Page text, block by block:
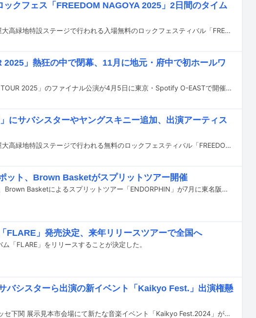
クフェス「FREEDOM NAGOYA 2025」2日間のタイム
5月17日と18日に愛知・名古屋大高緑地特設ステージで行われる入場無料のロックフェスティバル「FREEDOM NAGOYA 2025」のタイムテーブルが公開された。
」熱狂の中で閉幕、11月に地元・府中で初ホールワ
koboreの全国ツアー「FLARE TOUR 2025」のファイナル公演が4月5日に東京・Spotify O-EASTで開催された。
にサバシスターやヤングスキニー追加、出演アーティス
5月17日と18日に愛知・名古屋大高緑地特設ステージで行われる無料のロックフェスティバル「FREEDOM NAGOYA 2025」の出演アーティスト第5弾が発表された。
ット、Brown Basketがスプリットツアー開催
kobore、プッシュプルポット、Brown Basketによるスプリットツアー「ENDORPHIN」が7月に東名阪で開催される。
FLARE」発売決定、来年リリースツアーで全国へ
「FLARE」をリリースすることが決定した。
バシスターら出演の新イベント「Kaikyo Fest.」出演権懸
11月16、17日に山口・海峡メッセ下関 展示見本市会場にて新たな音楽イベント「Kaikyo Fest.2024」が開催される。